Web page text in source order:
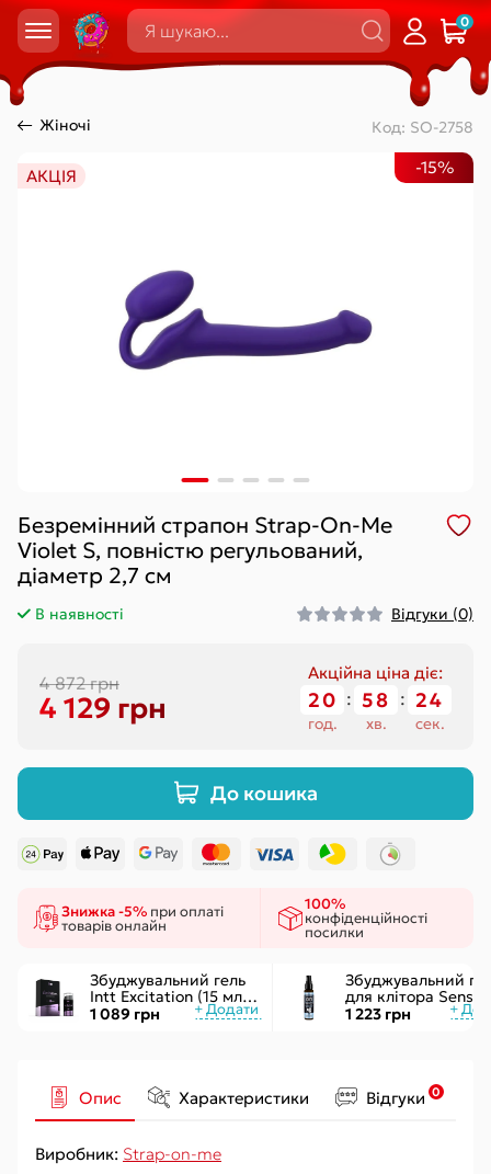
0
Жіночі Код: SO-2758
АКЦІЯ -15%
Безремінний страпон Strap-On-Me
Violet S, повністю регульований,
діаметр 2,7 см
В наявності Відгуки (0)
4 872 грн
4 129 грн
Акційна ціна діє:
20
год.
: 58
хв.
: 24
сек.
До кошика
Знижка -5% при оплаті
товарів онлайн
100%
конфіденційності
посилки
Збуджувальний гель
Intt Excitation (15 мл) з
екстрактом
женьшеню, з ефектом
1 089 грн
Збуджувальний
для клітора
ON for Her Arousal
Ice 29мл охолодж.
1 223 грн
Опис Характеристики Відгуки 0
Виробник: Strap-on-me